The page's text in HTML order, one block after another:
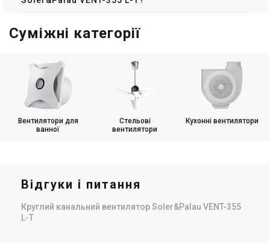
Суміжні категорії
Вентилятори для
ванної
Стельові
вентилятори
Кухонні вентилятори
Відгуки і питання
Круглий канальний вентилятор Soler&Palau VENT-355
L-T